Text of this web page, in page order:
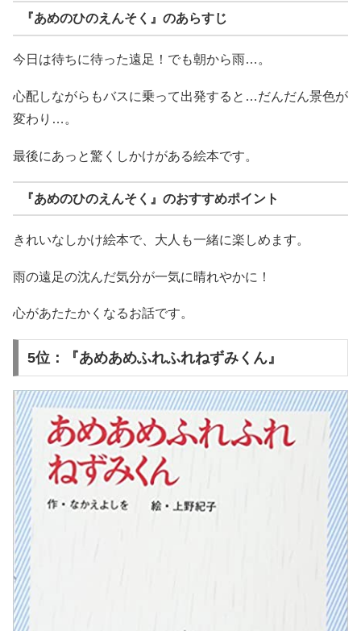
『あめのひのえんそく』のあらすじ
今日は待ちに待った遠足！でも朝から雨…。
心配しながらもバスに乗って出発すると…だんだん景色が
変わり…。
最後にあっと驚くしかけがある絵本です。
『あめのひのえんそく』のおすすめポイント
きれいなしかけ絵本で、大人も一緒に楽しめます。
雨の遠足の沈んだ気分が一気に晴れやかに！
心があたたかくなるお話です。
5位：『あめあめふれふれねずみくん』